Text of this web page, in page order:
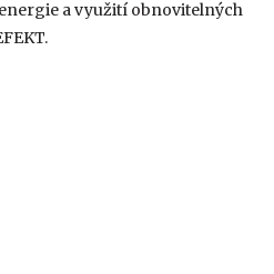
a využití obnovitelných